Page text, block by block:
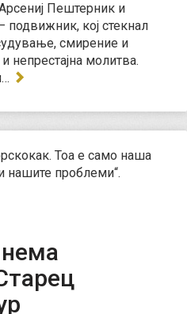
Пештерник и
подвижник, кој стекнал
смирение и
непрестајна молитва.